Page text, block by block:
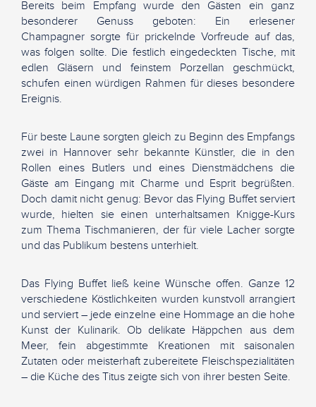
Bereits beim Empfang wurde den Gästen ein ganz
besonderer Genuss geboten: Ein erlesener
Champagner sorgte für prickelnde Vorfreude auf das,
was folgen sollte. Die festlich eingedeckten Tische, mit
edlen Gläsern und feinstem Porzellan geschmückt,
schufen einen würdigen Rahmen für dieses besondere
Ereignis.
Für beste Laune sorgten gleich zu Beginn des Empfangs
zwei in Hannover sehr bekannte Künstler, die in den
Rollen eines Butlers und eines Dienstmädchens die
Gäste am Eingang mit Charme und Esprit begrüßten.
Doch damit nicht genug: Bevor das Flying Buffet serviert
wurde, hielten sie einen unterhaltsamen Knigge-Kurs
zum Thema Tischmanieren, der für viele Lacher sorgte
und das Publikum bestens unterhielt.
Das Flying Buffet ließ keine Wünsche offen. Ganze 12
verschiedene Köstlichkeiten wurden kunstvoll arrangiert
und serviert – jede einzelne eine Hommage an die hohe
Kunst der Kulinarik. Ob delikate Häppchen aus dem
Meer, fein abgestimmte Kreationen mit saisonalen
Zutaten oder meisterhaft zubereitete Fleischspezialitäten
– die Küche des Titus zeigte sich von ihrer besten Seite.